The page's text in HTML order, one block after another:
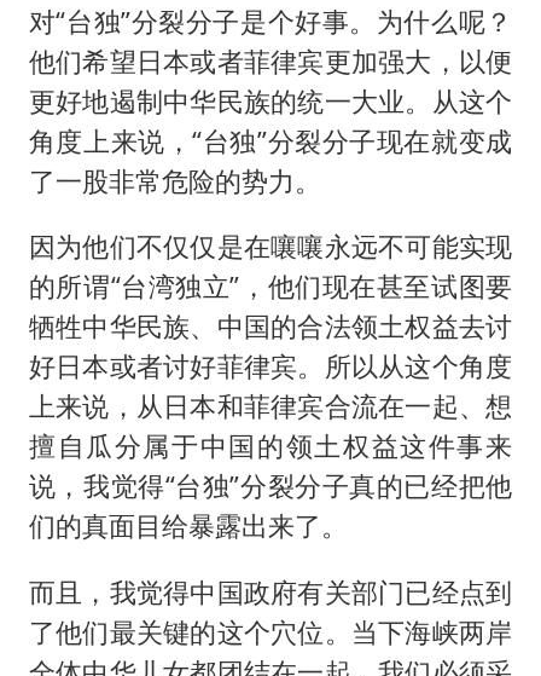
对“台独”分裂分子是个好事。为什么呢？
他们希望日本或者菲律宾更加强大，以便
更好地遏制中华民族的统一大业。从这个
角度上来说，“台独”分裂分子现在就变成
了一股非常危险的势力。
因为他们不仅仅是在嚷嚷永远不可能实现
的所谓“台湾独立”，他们现在甚至试图要
牺牲中华民族、中国的合法领土权益去讨
好日本或者讨好菲律宾。所以从这个角度
上来说，从日本和菲律宾合流在一起、想
擅自瓜分属于中国的领土权益这件事来
说，我觉得“台独”分裂分子真的已经把他
们的真面目给暴露出来了。
而且，我觉得中国政府有关部门已经点到
了他们最关键的这个穴位。当下海峡两岸